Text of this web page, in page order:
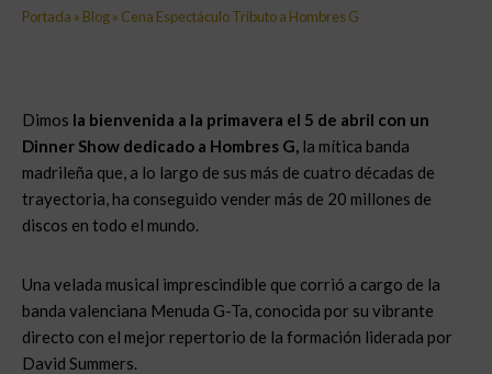
Portada » Blog» Cena Espectáculo Tributo a Hombres G
Dimos la bienvenida a la primavera el 5 de abril con un
Dinner Show dedicado a Hombres G, la mítica banda
madrileña que, a lo largo de sus más de cuatro décadas de
trayectoria, ha conseguido vender más de 20 millones de
discos en todo el mundo.
Una velada musical imprescindible que corrió a cargo de la
banda valenciana Menuda G-Ta, conocida por su vibrante
directo con el mejor repertorio de la formación liderada por
David Summers.